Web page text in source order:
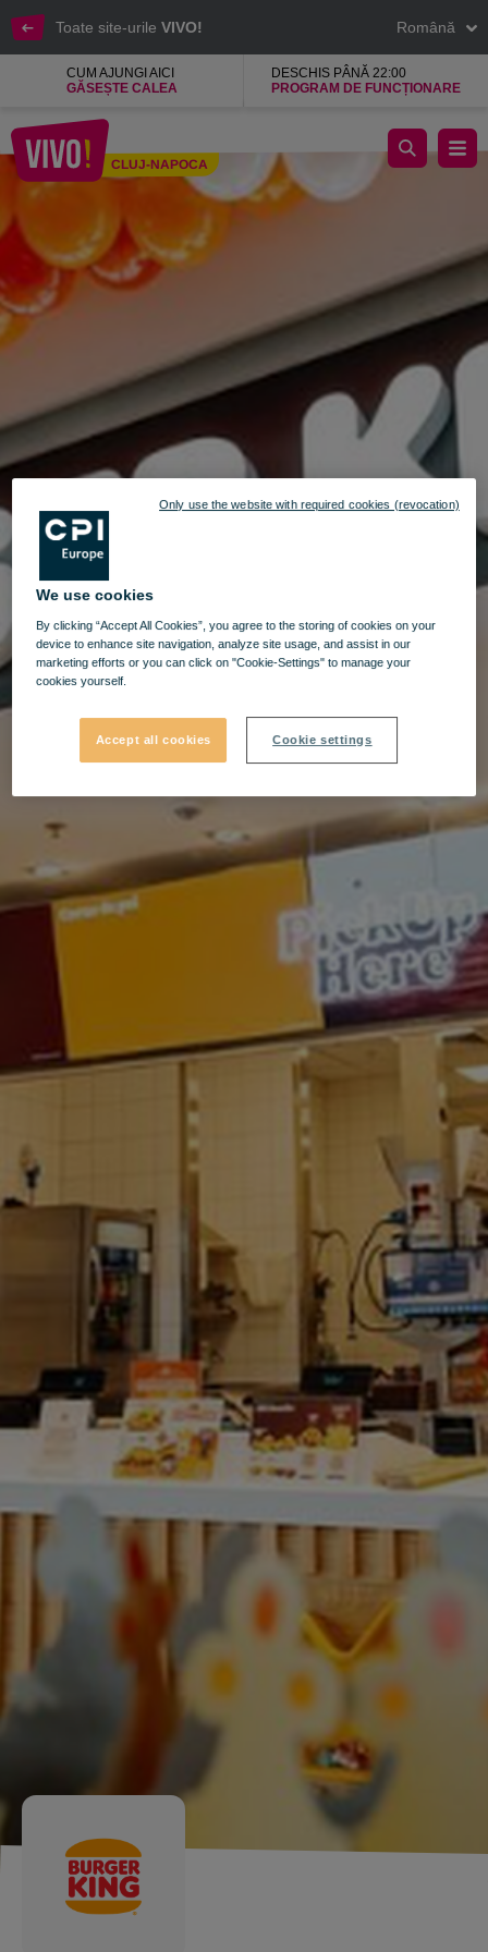
Toate site-urile VIVO! Română
CUM AJUNGI AICI
GĂSEȘTE CALEA
DESCHIS PÂNĂ 22:00
PROGRAM DE FUNCȚIONARE
CLUJ-NAPOCA
BURGER KING
We use cookies
By clicking “Accept All Cookies”, you agree to the storing of cookies on your
device to enhance site navigation, analyze site usage, and assist in our
marketing efforts or you can click on "Cookie-Settings" to manage your
cookies yourself.
Accept all cookies Cookie settings
Only use the website with required cookies (revocation)